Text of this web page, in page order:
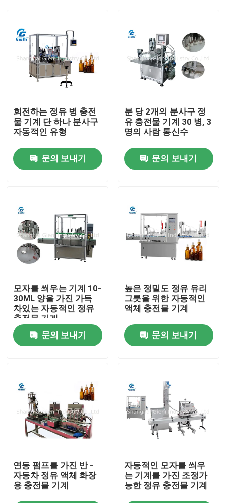
집
제품
우리 에 관한 것
공장 투어
저희와 연락
뉴스
사건
회전하는 정유 병 충전
물 기계 단 하나 분사구
자동적인 유형
문의 보내기
분 당 2개의 분사구 정
유 충전물 기계 30 병, 3
명의 사람 통신수
문의 보내기
모자를 씌우는 기계 10-
30ML 양을 가진 가득
차있는 자동적인 정유
충전물 기계
문의 보내기
높은 정밀도 정유 유리
그릇을 위한 자동적인
액체 충전물 기계
문의 보내기
연동 펌프를 가진 반 -
자동차 정유 액체 화장
용 충전물 기계
자동적인 모자를 씌우
는 기계를 가진 조정가
능한 정유 충전물 기계